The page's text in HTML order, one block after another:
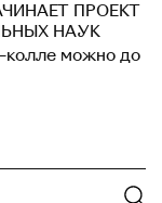
ПРОЕКТ
НАУК
колле можно до